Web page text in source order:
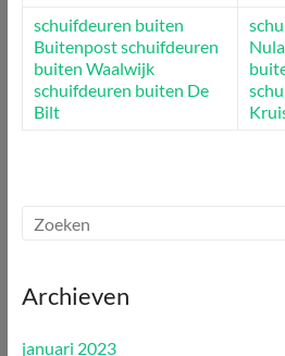
schuifdeuren buiten
Buitenpostschuifdeuren
buiten Waalwijk
schuifdeuren buiten De
Bilt
Archieven
januari 2023